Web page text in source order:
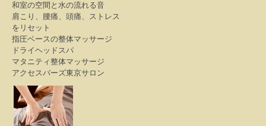
和室の空間と水の流れる音
肩こり、腰痛、頭痛、ストレス
をリセット
指圧ベースの整体マッサージ
ドライヘッドスパ
マタニティ整体マッサージ
アクセスバーズ東京サロン